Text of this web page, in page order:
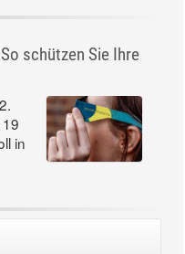
schützen Sie Ihre
in